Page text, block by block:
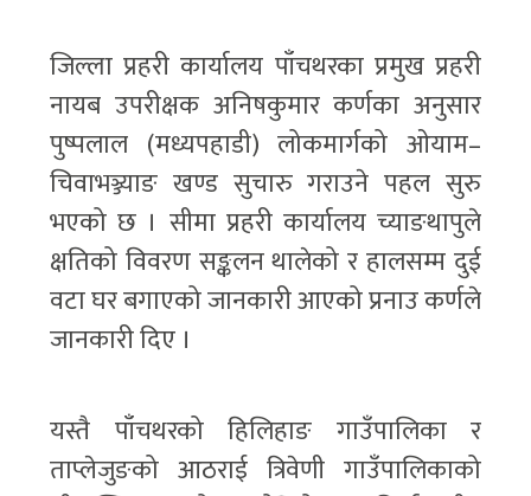
जिल्ला प्रहरी कार्यालय पाँचथरका प्रमुख प्रहरी
नायब उपरीक्षक अनिषकुमार कर्णका अनुसार
पुष्पलाल (मध्यपहाडी) लोकमार्गको ओयाम–
चिवाभञ्ज्याङ खण्ड सुचारु गराउने पहल सुरु
भएको छ । सीमा प्रहरी कार्यालय च्याङथापुले
क्षतिको विवरण सङ्कलन थालेको र हालसम्म दुई
वटा घर बगाएको जानकारी आएको प्रनाउ कर्णले
जानकारी दिए ।
यस्तै पाँचथरको हिलिहाङ गाउँपालिका र
ताप्लेजुङको आठराई त्रिवेणी गाउँपालिकाको